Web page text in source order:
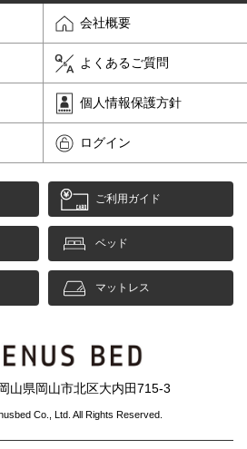
会社概要
よくあるご質問
個人情報保護方針
ログイン
ご利用ガイド
ベッド
マットレス
県岡山市北区大内田715-3
Co., Ltd. All Rights Reserved.